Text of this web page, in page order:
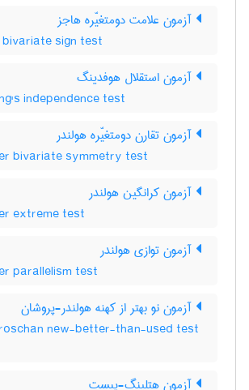
آزمون علامت دومتغیّره هاجز
sign test
آزمون استقلال هوفدینگ
independence test
آزمون تقارن دومتغیّره هولندر
bivariate symmetry test
آزمون کرانگین هولندر
extreme test
آزمون توازی هولندر
parallelism test
آزمون نو بهتر از کهنه هولندر-پروشان
new-better-than-used test
آزمون هتلینگ-پبست